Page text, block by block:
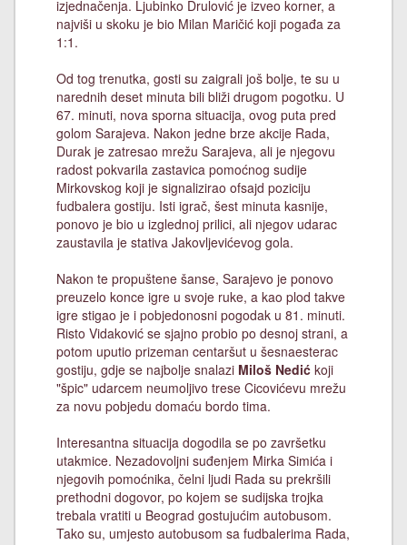
izjednačenja. Ljubinko Drulović je izveo korner, a
najviši u skoku je bio Milan Maričić koji pogađa za
1:1.
Od tog trenutka, gosti su zaigrali još bolje, te su u
narednih deset minuta bili bliži drugom pogotku. U
67. minuti, nova sporna situacija, ovog puta pred
golom Sarajeva. Nakon jedne brze akcije Rada,
Durak je zatresao mrežu Sarajeva, ali je njegovu
radost pokvarila zastavica pomoćnog sudije
Mirkovskog koji je signalizirao ofsajd poziciju
fudbalera gostiju. Isti igrač, šest minuta kasnije,
ponovo je bio u izglednoj prilici, ali njegov udarac
zaustavila je stativa Jakovljevićevog gola.
Nakon te propuštene šanse, Sarajevo je ponovo
preuzelo konce igre u svoje ruke, a kao plod takve
igre stigao je i pobjedonosni pogodak u 81. minuti.
Risto Vidaković se sjajno probio po desnoj strani, a
potom uputio prizeman centaršut u šesnaesterac
gostiju, gdje se najbolje snalazi Miloš Nedić koji
"špic" udarcem neumoljivo trese Cicovićevu mrežu
za novu pobjedu domaću bordo tima.
Interesantna situacija dogodila se po završetku
utakmice. Nezadovoljni suđenjem Mirka Simića i
njegovih pomoćnika, čelni ljudi Rada su prekršili
prethodni dogovor, po kojem se sudijska trojka
trebala vratiti u Beograd gostujućim autobusom.
Tako su, umjesto autobusom sa fudbalerima Rada,